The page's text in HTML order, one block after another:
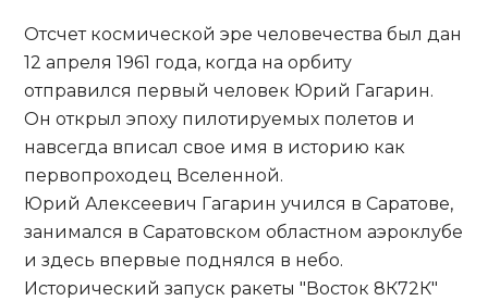
Отсчет космической эре человечества был дан
12 апреля 1961 года, когда на орбиту
отправился первый человек Юрий Гагарин.
Он открыл эпоху пилотируемых полетов и
навсегда вписал свое имя в историю как
первопроходец Вселенной.
Юрий Алексеевич Гагарин учился в Саратове,
занимался в Саратовском областном аэроклубе
и здесь впервые поднялся в небо.
Исторический запуск ракеты "Восток 8К72К"